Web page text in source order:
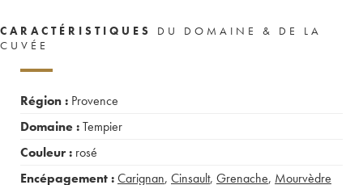
CARACTÉRISTIQUES
DU DOMAINE & DE LA
CUVÉE
Région : Provence
Domaine :Tempier
Couleur : rosé
Encépagement :Carignan, Cinsault, Grenache, Mourvèdre